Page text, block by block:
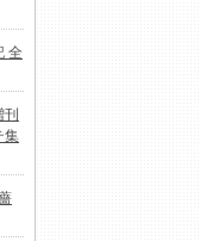
全
集